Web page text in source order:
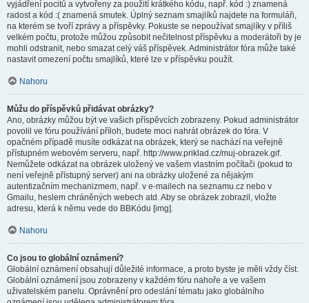
vyjádření pocitů a vytvořeny za použití krátkého kódu, např. kód :) znamená
radost a kód :( znamená smutek. Úplný seznam smajlíků najdete na formuláři,
na kterém se tvoří zprávy a příspěvky. Pokuste se nepoužívat smajlíky v příliš
velkém počtu, protože můžou způsobit nečitelnost příspěvku a moderátoři by je
mohli odstranit, nebo smazat celý váš příspěvek. Administrátor fóra může také
nastavit omezení počtu smajlíků, které lze v příspěvku použít.
Nahoru
Můžu do příspěvků přidávat obrázky?
Ano, obrázky můžou být ve vašich příspěvcích zobrazeny. Pokud administrátor
povolil ve fóru používání příloh, budete moci nahrát obrázek do fóra. V
opačném případě musíte odkázat na obrázek, který se nachází na veřejně
přístupném webovém serveru, např. http://www.priklad.cz/muj-obrazek.gif.
Nemůžete odkázat na obrázek uložený ve vašem vlastním počítači (pokud to
není veřejně přístupný server) ani na obrázky uložené za nějakým
autentizačním mechanizmem, např. v e-mailech na seznamu.cz nebo v
Gmailu, heslem chráněných webech atd. Aby se obrázek zobrazil, vložte
adresu, která k němu vede do BBKódu [img].
Nahoru
Co jsou to globální oznámení?
Globální oznámení obsahují důležité informace, a proto byste je měli vždy číst.
Globální oznámení jsou zobrazeny v každém fóru nahoře a ve vašem
uživatelském panelu. Oprávnění pro odeslání tématu jako globálního